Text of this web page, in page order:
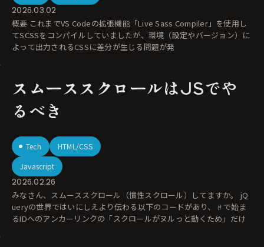
2026.03.02
概要 これまでVS Codeの拡張機能「Live Sass Compiler」を使用し
てSCSSをコンパイルしていましたが、環境（設定やバージョン）に
よって出力されるCSSに差分が生じる問題が発
スムーススクロールはJSでや
るべき
Tech
HTML/CSS
Javascript
2026.02.26
みなさん、スムーススクロール（慣性スクロール）してますか。 jQ
ueryの世界ではいにしえより伝わる以下のコードがあり、 # で始ま
るIDへのアンカーリンクの「スクロールがヌルっと動くため」だけ